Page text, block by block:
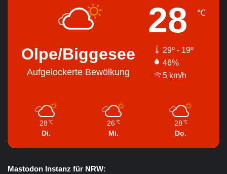
Olpe/Biggesee
Aufgelockerte Bewölkung
28 ℃
29º - 19º
46%
5 km/h
28 ℃
Di.
26 ℃
Mi.
28 ℃
Do.
Mastodon Instanz für NRW: